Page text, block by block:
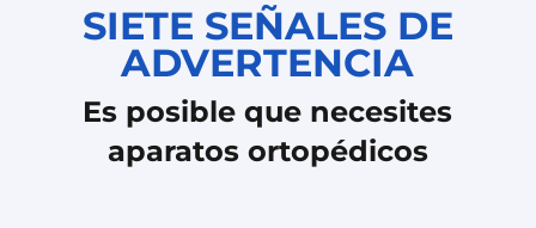
SIETE SEÑALES DE
ADVERTENCIA
Es posible que necesites
aparatos ortopédicos